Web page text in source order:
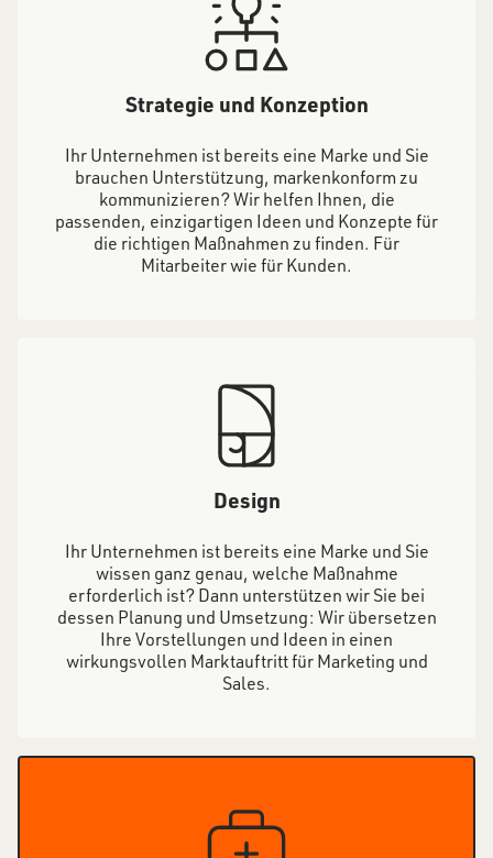
Strategie und Konzeption
Ihr Unternehmen ist bereits eine Marke und Sie
brauchen Unterstützung, markenkonform zu
kommunizieren? Wir helfen Ihnen, die
passenden, einzigartigen Ideen und Konzepte für
die richtigen Maßnahmen zu finden. Für
Mitarbeiter wie für Kunden.
Design
Ihr Unternehmen ist bereits eine Marke und Sie
wissen ganz genau, welche Maßnahme
erforderlich ist? Dann unterstützen wir Sie bei
dessen Planung und Umsetzung: Wir übersetzen
Ihre Vorstellungen und Ideen in einen
wirkungsvollen Marktauftritt für Marketing und
Sales.